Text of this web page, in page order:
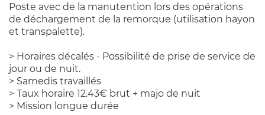
Poste avec de la manutention lors des opérations
de déchargement de la remorque (utilisation hayon
et transpalette).
> Horaires décalés - Possibilité de prise de service de
jour ou de nuit.
> Samedis travaillés
> Taux horaire 12.43€ brut + majo de nuit
> Mission longue durée